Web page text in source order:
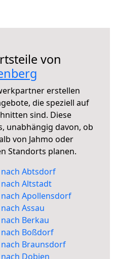
von
erstellen
die speziell auf
sind. Diese
unabhängig davon, ob
von Jahmo oder
Standorts planen.
Abtsdorf
Altstadt
Apollensdorf
Assau
Berkau
Boßdorf
Braunsdorf
Dobien